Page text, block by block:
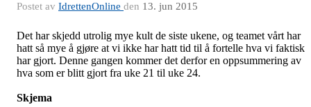
Postet av IdrettenOnline den 13. jun 2015
Det har skjedd utrolig mye kult de siste ukene, og teamet vårt har
hatt så mye å gjøre at vi ikke har hatt tid til å fortelle hva vi faktisk
har gjort. Denne gangen kommer det derfor en oppsummering av
hva som er blitt gjort fra uke 21 til uke 24.
Skjema